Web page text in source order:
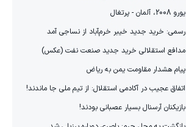
یورو 2008، آلمان - پرتغال
رسمی: خرید جدید خیبر خرم‌آباد از نساجی آمد
مدافع استقلالی خرید جدید صنعت نفت (عکس)
پیام هشدار مقاومت یمن به ریاض
اتفاق عجیب در آکادمی استقلال: از تیم ملی جا ماندند!
بازیکنان آرسنال بسیار عصبانی بودند!